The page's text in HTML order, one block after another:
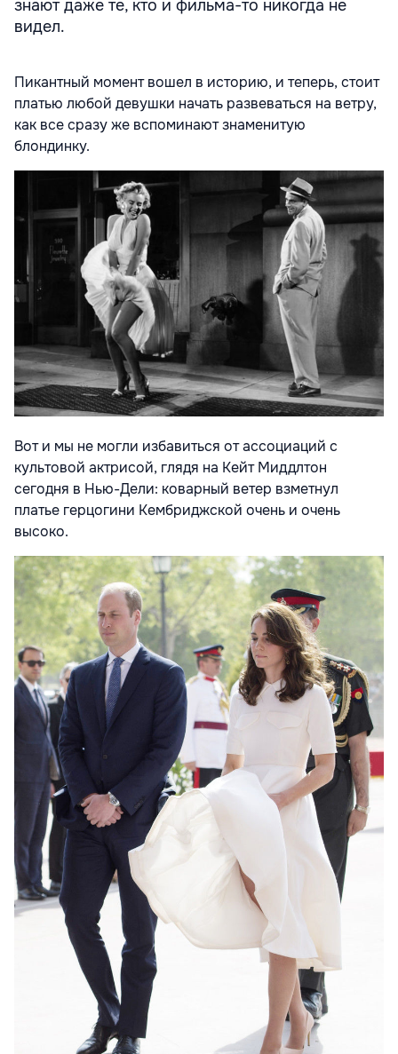
знают даже те, кто и фильма-то никогда не
видел.
Пикантный момент вошел в историю, и теперь, стоит
платью любой девушки начать развеваться на ветру,
как все сразу же вспоминают знаменитую
блондинку.
Вот и мы не могли избавиться от ассоциаций с
культовой актрисой, глядя на Кейт Миддлтон
сегодня в Нью-Дели: коварный ветер взметнул
платье герцогини Кембриджской очень и очень
высоко.